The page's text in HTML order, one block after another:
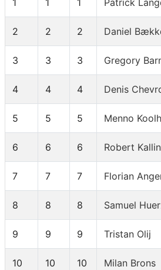
1 1 1 Patrick
2 2 2 Daniel
3 3 3 Gregory
4 4 4 Denis
5 5 5 Menno
6 6 6 Robert Kallin
7 7 7 Florian
8 8 8 Samuel
9 9 9 Tristan Olij
10 10 10 Milan Brons